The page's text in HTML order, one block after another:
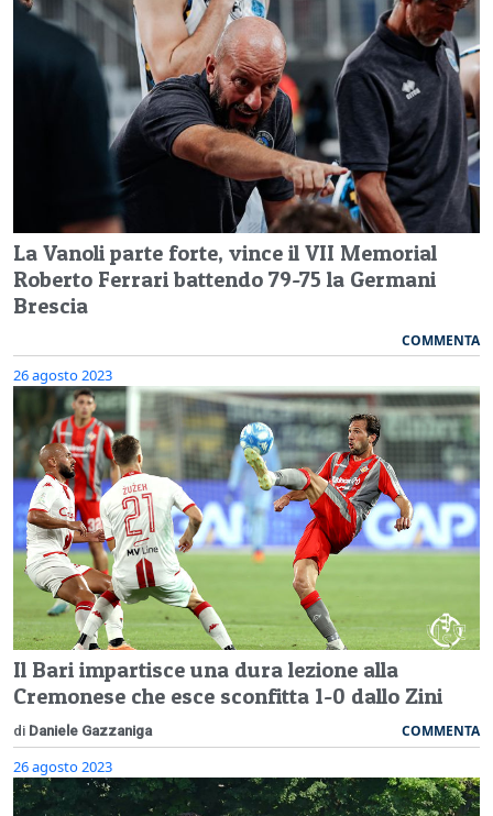
La Vanoli parte forte, vince il VII Memorial
Roberto Ferrari battendo 79-75 la Germani
Brescia
COMMENTA
26 agosto 2023
Il Bari impartisce una dura lezione alla
Cremonese che esce sconfitta 1-0 dallo Zini
di Daniele Gazzaniga COMMENTA
26 agosto 2023